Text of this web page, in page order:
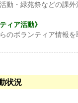
動・緑苑祭などの課
ィア活動》
のボランティア情報を
状況